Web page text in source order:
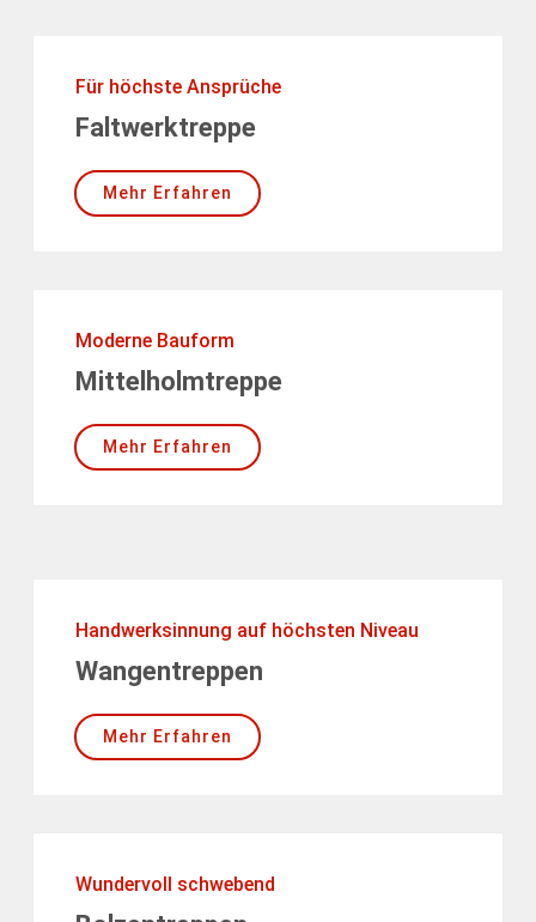
Für höchste Ansprüche
Faltwerktreppe
Mehr Erfahren
Moderne Bauform
Mittelholmtreppe
Mehr Erfahren
Handwerksinnung auf höchsten Niveau
Wangentreppen
Mehr Erfahren
Wundervoll schwebend